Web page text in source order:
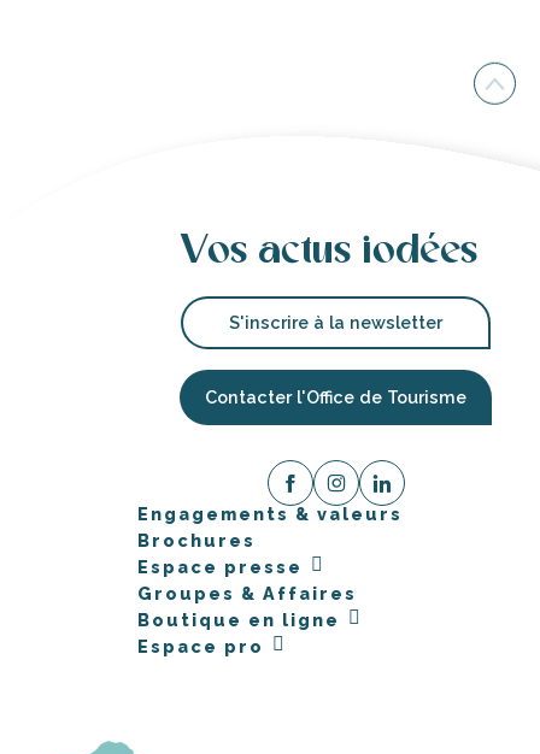
Vos actus iodées
S'inscrire à la newsletter
Contacter l'Office de Tourisme
Engagements & valeurs
Brochures
Espace presse
Groupes & Affaires
Boutique en ligne
Espace pro